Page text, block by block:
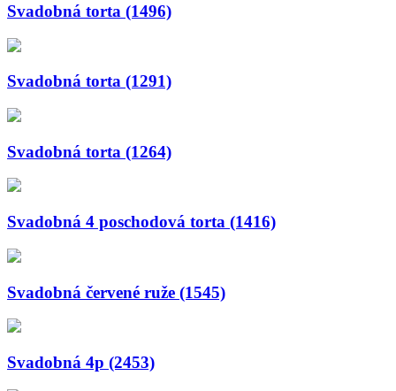
Svadobná torta (1496)
Svadobná torta (1291)
Svadobná torta (1264)
Svadobná 4 poschodová torta (1416)
Svadobná červené ruže (1545)
Svadobná 4p (2453)